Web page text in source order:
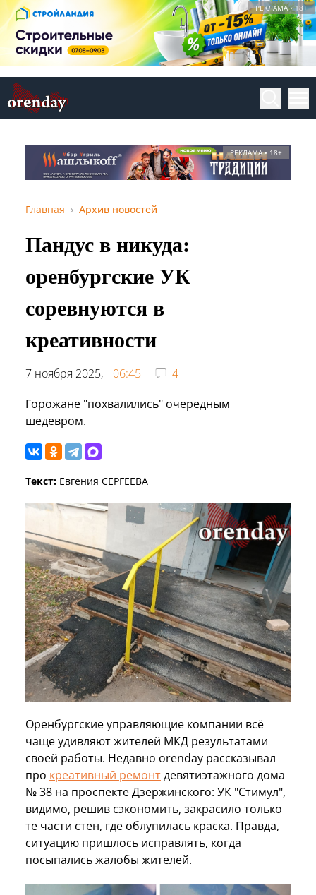
РЕКЛАМА • 18+
РЕКЛАМА • 18+
Главная Архив новостей
Пандус в никуда:
оренбургские УК
соревнуются в
креативности
7 ноября 2025, 06:45
4
Горожане "похвалились" очередным
шедевром.
Текст: Евгения СЕРГЕЕВА
Оренбургские управляющие компании всё
чаще удивляют жителей МКД результатами
своей работы. Недавно orenday рассказывал
про креативный ремонтдевятиэтажного дома
№ 38 на проспекте Дзержинского: УК "Стимул",
видимо, решив сэкономить, закрасило только
те части стен, где облупилась краска. Правда,
ситуацию пришлось исправлять, когда
посыпались жалобы жителей.